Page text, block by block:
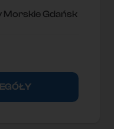
Morskie Gdańsk